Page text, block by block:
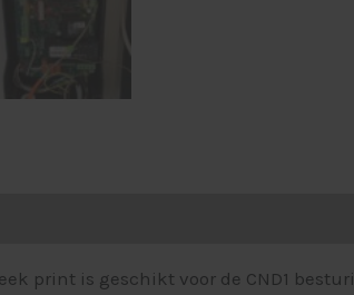
print is geschikt voor de CND1